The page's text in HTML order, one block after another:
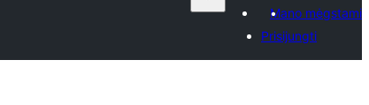
Mano mėgstami
Prisijungti